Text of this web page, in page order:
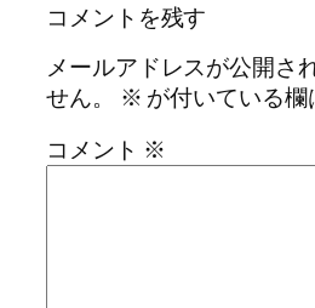
コメントを残す
メールアドレスが公開さ
せん。
※ が付いている
コメント ※